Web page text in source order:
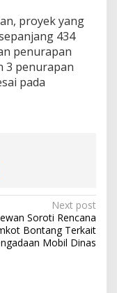
proyek yang
434
penurapan
3 penurapan
pada
Next post
Soroti Rencana
Bontang Terkait
Mobil Dinas